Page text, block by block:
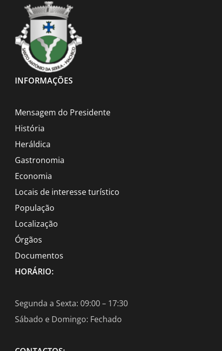
INFORMAÇÕES
Mensagem do Presidente
História
Heráldica
Gastronomia
Economia
Locais de interesse turístico
População
Localização
Órgãos
Documentos
HORÁRIO:
Segunda a Sexta: 09:00 – 17:30
Sábado e Domingo: Fechado